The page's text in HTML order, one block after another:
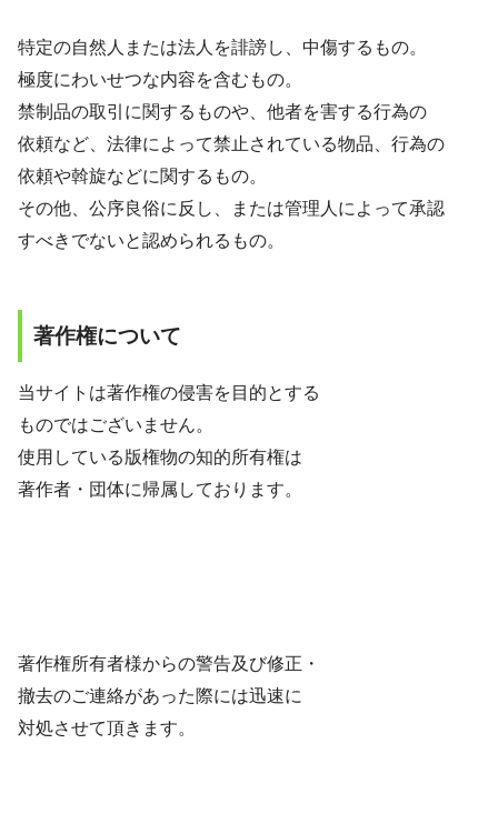
特定の自然人または法人を誹謗し、中傷するもの。
極度にわいせつな内容を含むもの。
禁制品の取引に関するものや、他者を害する行為の
依頼など、法律によって禁止されている物品、行為の
依頼や斡旋などに関するもの。
その他、公序良俗に反し、または管理人によって承認
すべきでないと認められるもの。
著作権について
当サイトは著作権の侵害を目的とする
ものではございません。
使用している版権物の知的所有権は
著作者・団体に帰属しております。
著作権所有者様からの警告及び修正・
撤去のご連絡があった際には迅速に
対処させて頂きます。